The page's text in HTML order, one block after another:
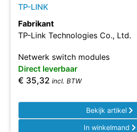
TP-LINK
Fabrikant
TP-Link Technologies Co., Ltd.
Netwerk switch modules
Direct leverbaar
€ 35,32 incl. BTW
Bekijk artikel
In winkelmand